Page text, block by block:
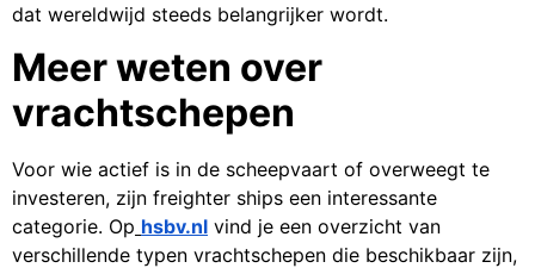
dat wereldwijd steeds belangrijker wordt.
Meer weten over
vrachtschepen
Voor wie actief is in de scheepvaart of overweegt te
investeren, zijn freighter ships een interessante
categorie. Op hsbv.nl vind je een overzicht van
verschillende typen vrachtschepen die beschikbaar zijn,